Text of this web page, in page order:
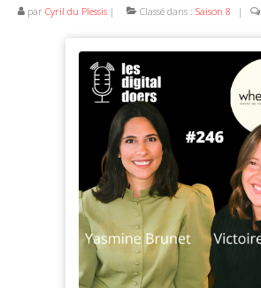
par Cyril du Plessis | Classé dans : Saison 8 |